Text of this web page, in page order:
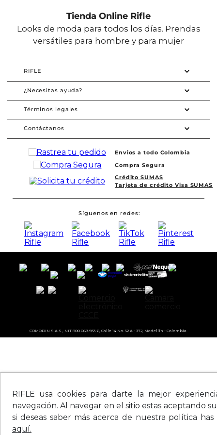
RIFLE usa cookies para darte la mejor
navegación. Al navegar en el sitio estas aceptando
si deseas saber más acerca de nuestra política has
aquí.
Tienda Online Rifle
Looks de moda para todos los días. Prendas
versátiles para hombre y para mujer
RIFLE
¿Necesitas ayuda?
Términos legales
Contáctanos
Envios a todo Colombia
Compra Segura
Crédito SUMAS
Tarjeta de crédito Visa SUMAS
Síguenos en redes
COMODIN S.A.S., NIT 800.069.933-6, Calle 14 No. 52 A - 372, Medellín - Colombia.